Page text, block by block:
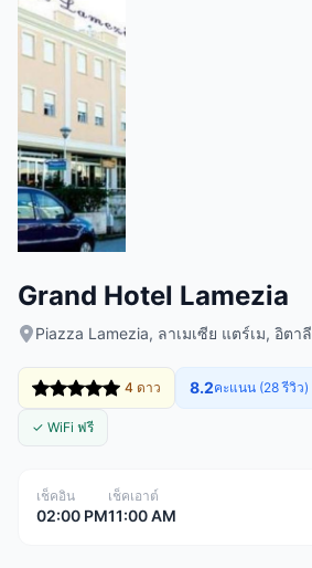
Grand Hotel Lamezia
Piazza Lamezia, ลาเมเซีย แตร์เม, อิตาลี
4 ดาว 8.2คะแนน (28 รีวิว)
✓ WiFi ฟรี
เช็คอิน
02:00 PM
เช็คเอาต์
11:00 AM